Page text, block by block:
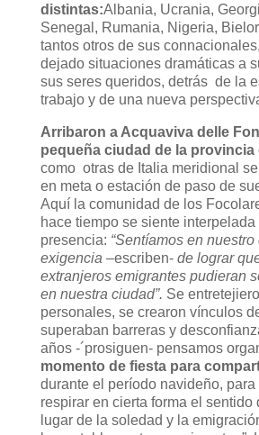
distintas:Albania, Ucrania,
Senegal, Rumania, Nigeria,
tantos otros de sus
dejado situaciones dramáticas a
sus seres queridos, detrás de la
trabajo y de una nueva
Arribaron a Acquaviva delle
pequeña ciudad de la provincia
como otras de Italia meridional
en meta o estación de paso de
Aquí la comunidad de los
hace tiempo se siente interpelada
presencia: “Sentíamos en
exigencia ­ –escriben- de lograr
extranjeros emigrantes pudieran
en nuestra ciudad”. Se
personales, se crearon vínculos
superaban barreras y
años -´prosiguen- pensamos
momento de fiesta para
durante el período navideño,
respirar en cierta forma el sentido
lugar de la soledad y la